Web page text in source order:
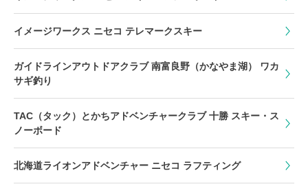
イメージワークス ニセコ テレマークスキー
ガイドラインアウトドアクラブ 南富良野（かなやま湖） ワカ
サギ釣り
TAC（タック）とかちアドベンチャークラブ 十勝 スキー・ス
ノーボード
北海道ライオンアドベンチャー ニセコ ラフティング